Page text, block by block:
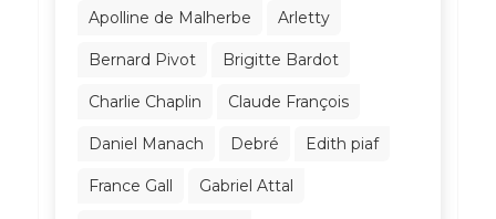
Apolline de Malherbe Arletty
Bernard Pivot Brigitte Bardot
Charlie Chaplin Claude François
Daniel Manach Debré Edith piaf
France Gall Gabriel Attal